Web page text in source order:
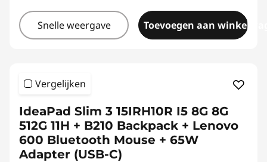
Snelle weergave Toevoegen aan
Vergelijken
IdeaPad Slim 3 15IRH10R I5 8G 8G
512G 11H + B210 Backpack + Lenovo
600 Bluetooth Mouse + 65W
Adapter (USB-C)